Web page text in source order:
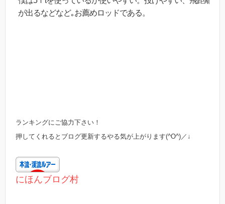
が出るなどなど｡お薦めロッドである。
ランキングにご協力下さい！
押してくれるとブログ更新するやる気が上がります(^O^)／↓
にほんブログ村